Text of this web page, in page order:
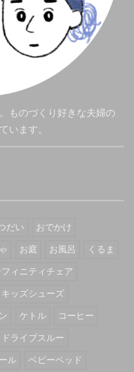
ものづくり好きな夫婦の
います。
だい
おでかけ
お庭 お風呂
くるま
ィニティチェア
キッズシューズ
ケトル
コーヒー
ドライブスルー
ル ベビーベッド